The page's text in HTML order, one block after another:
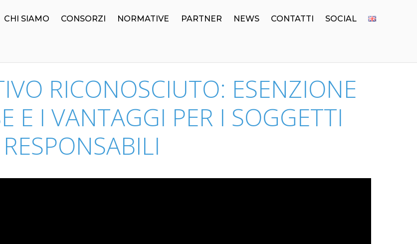
CHI SIAMO CONSORZI NORMATIVE PARTNER NEWS CONTATTI SOCIAL
RICONOSCIUTO: ESENZIONE
E I VANTAGGI PER I SOGGETTI
RESPONSABILI